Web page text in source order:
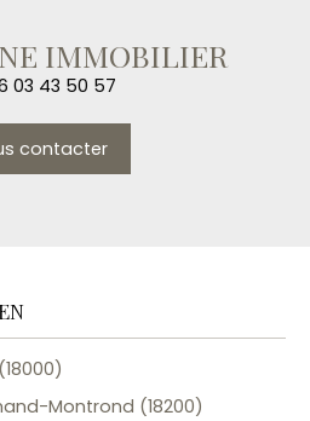
IMMOBILIER
03 43 50 57
contacter
Montrond (18200)